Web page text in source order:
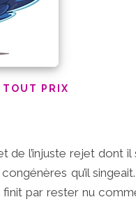
PRIX
l’injuste rejet dont il
qu’il
finit par rester nu